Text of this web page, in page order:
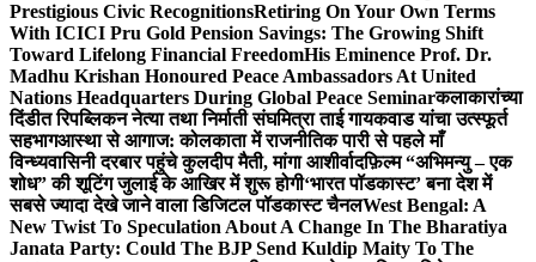
Prestigious Civic RecognitionsRetiring On Your Own Terms
With ICICI Pru Gold Pension Savings: The Growing Shift
Toward Lifelong Financial FreedomHis Eminence Prof. Dr.
Madhu Krishan Honoured Peace Ambassadors At United
Nations Headquarters During Global Peace Seminarकलाकारांच्या
दिंडीत रिपब्लिकन नेत्या तथा निर्माती संघमित्रा ताई गायकवाड यांचा उत्स्फूर्त
सहभागआस्था से आगाज: कोलकाता में राजनीतिक पारी से पहले माँ
विन्ध्यवासिनी दरबार पहुंचे कुलदीप मैती, मांगा आशीर्वादफ़िल्म “अभिमन्यु – एक
शोध” की शूटिंग जुलाई के आखिर में शुरू होगी‘भारत पॉडकास्ट’ बना देश में
सबसे ज्यादा देखे जाने वाला डिजिटल पॉडकास्ट चैनलWest Bengal: A
New Twist To Speculation About A Change In The Bharatiya
Janata Party: Could The BJP Send Kuldip Maity To The